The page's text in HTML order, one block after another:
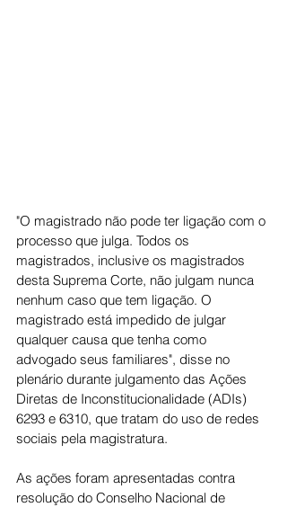
"O magistrado não pode ter ligação com o
processo que julga. Todos os
magistrados, inclusive os magistrados
desta Suprema Corte, não julgam nunca
nenhum caso que tem ligação. O
magistrado está impedido de julgar
qualquer causa que tenha como
advogado seus familiares", disse no
plenário durante julgamento das Ações
Diretas de Inconstitucionalidade (ADIs)
6293 e 6310, que tratam do uso de redes
sociais pela magistratura.
As ações foram apresentadas contra
resolução do Conselho Nacional de